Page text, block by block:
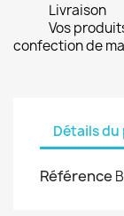
Livraison
Vos
confection de
Détails
Référence